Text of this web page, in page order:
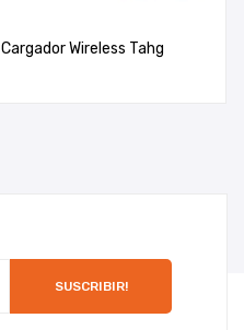
Cargador Wireless Tahg
SUSCRIBIR!